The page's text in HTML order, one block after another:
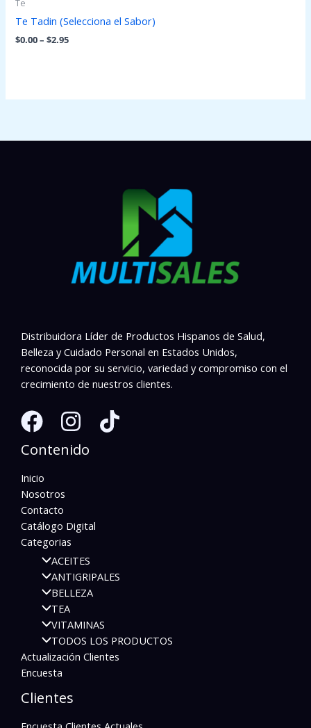
Te
Te Tadin (Selecciona el Sabor)
$0.00– $2.95
Distribuidora Líder de Productos Hispanos de Salud,
Belleza y Cuidado Personal en Estados Unidos,
reconocida por su servicio, variedad y compromiso con el
crecimiento de nuestros clientes.
Contenido
Inicio
Nosotros
Contacto
Catálogo Digital
Categorias
ACEITES
ANTIGRIPALES
BELLEZA
TEA
VITAMINAS
TODOS LOS PRODUCTOS
Actualización Clientes
Encuesta
Clientes